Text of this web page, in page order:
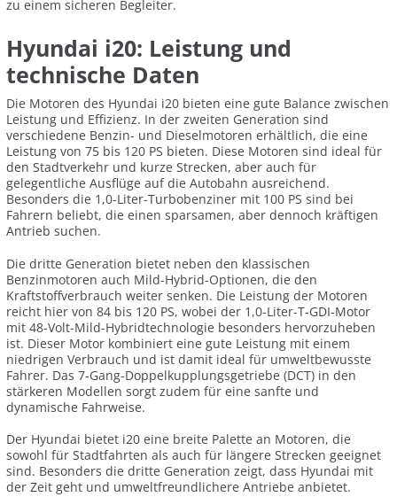
zu einem sicheren Begleiter.
Hyundai i20: Leistung und
technische Daten
Die Motoren des Hyundai i20 bieten eine gute Balance zwischen
Leistung und Effizienz. In der zweiten Generation sind
verschiedene Benzin- und Dieselmotoren erhältlich, die eine
Leistung von 75 bis 120 PS bieten. Diese Motoren sind ideal für
den Stadtverkehr und kurze Strecken, aber auch für
gelegentliche Ausflüge auf die Autobahn ausreichend.
Besonders die 1,0-Liter-Turbobenziner mit 100 PS sind bei
Fahrern beliebt, die einen sparsamen, aber dennoch kräftigen
Antrieb suchen.
Die dritte Generation bietet neben den klassischen
Benzinmotoren auch Mild-Hybrid-Optionen, die den
Kraftstoffverbrauch weiter senken. Die Leistung der Motoren
reicht hier von 84 bis 120 PS, wobei der 1,0-Liter-T-GDI-Motor
mit 48-Volt-Mild-Hybridtechnologie besonders hervorzuheben
ist. Dieser Motor kombiniert eine gute Leistung mit einem
niedrigen Verbrauch und ist damit ideal für umweltbewusste
Fahrer. Das 7-Gang-Doppelkupplungsgetriebe (DCT) in den
stärkeren Modellen sorgt zudem für eine sanfte und
dynamische Fahrweise.
Der Hyundai bietet i20 eine breite Palette an Motoren, die
sowohl für Stadtfahrten als auch für längere Strecken geeignet
sind. Besonders die dritte Generation zeigt, dass Hyundai mit
der Zeit geht und umweltfreundlichere Antriebe anbietet.